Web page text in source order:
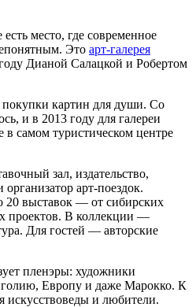
место, где современное
Это арт-галерея
Дианой Салацкой и Робертом
картин для души. Со
и в 2013 году для галереи
в самом туристическом центре
зал, издательство,
арт-поездок.
20 выставок — от сибирских
проектов. В коллекции —
Для гостей — авторские
пленэры: художники
Европу и даже Марокко. К
искусствоведы и любители.